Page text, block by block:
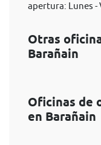
apertura: Lunes -
Otras
Barañain
Oficinas de
en Barañain